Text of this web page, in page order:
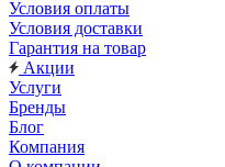
Условия оплаты
Условия доставки
Гарантия на товар
Акции
Услуги
Бренды
Блог
Компания